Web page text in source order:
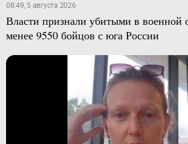
08:49, 5 августа 2026
Власти признали убитыми в военной
менее 9550 бойцов с юга России